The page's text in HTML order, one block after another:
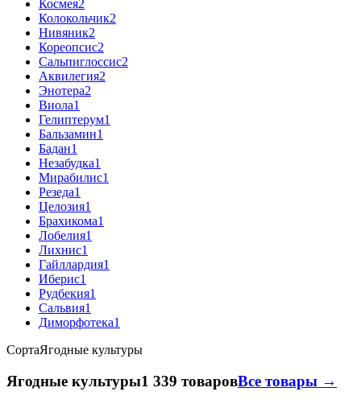
Космея2
Колокольчик2
Нивяник2
Кореопсис2
Сальпиглоссис2
Аквилегия2
Энотера2
Виола1
Гелиптерум1
Бальзамин1
Бадан1
Незабудка1
Мирабилис1
Резеда1
Целозия1
Брахикома1
Лобелия1
Лихнис1
Гайллардия1
Иберис1
Рудбекия1
Сальвия1
Диморфотека1
СортаЯгодные культуры
Ягодные культуры1 339 товаровВсе товары →